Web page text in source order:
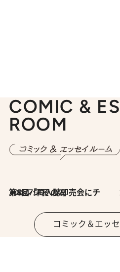
COMIC &
ROOM
2026.7.30
第8回「同人誌即売会にチャレンジ その2」
コミック＆エッ